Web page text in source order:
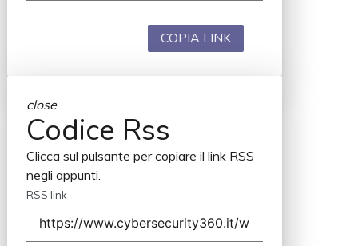
COPIA LINK
close
Codice Rss
Clicca sul pulsante per copiare il link RSS
negli appunti.
RSS link